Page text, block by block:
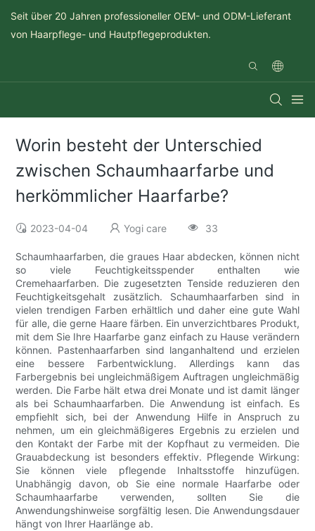
Seit über 20 Jahren professioneller OEM- und ODM-Lieferant
von Haarpflege- und Hautpflegeprodukten.
Worin besteht der Unterschied
zwischen Schaumhaarfarbe und
herkömmlicher Haarfarbe?
2023-04-04 Yogi care 33
Schaumhaarfarben, die graues Haar abdecken, können nicht
so viele Feuchtigkeitsspender enthalten wie
Cremehaarfarben. Die zugesetzten Tenside reduzieren den
Feuchtigkeitsgehalt zusätzlich. Schaumhaarfarben sind in
vielen trendigen Farben erhältlich und daher eine gute Wahl
für alle, die gerne Haare färben. Ein unverzichtbares Produkt,
mit dem Sie Ihre Haarfarbe ganz einfach zu Hause verändern
können. Pastenhaarfarben sind langanhaltend und erzielen
eine bessere Farbentwicklung. Allerdings kann das
Farbergebnis bei ungleichmäßigem Auftragen ungleichmäßig
werden. Die Farbe hält etwa drei Monate und ist damit länger
als bei Schaumhaarfarben. Die Anwendung ist einfach. Es
empfiehlt sich, bei der Anwendung Hilfe in Anspruch zu
nehmen, um ein gleichmäßigeres Ergebnis zu erzielen und
den Kontakt der Farbe mit der Kopfhaut zu vermeiden. Die
Grauabdeckung ist besonders effektiv. Pflegende Wirkung:
Sie können viele pflegende Inhaltsstoffe hinzufügen.
Unabhängig davon, ob Sie eine normale Haarfarbe oder
Schaumhaarfarbe verwenden, sollten Sie die
Anwendungshinweise sorgfältig lesen. Die Anwendungsdauer
hängt von Ihrer Haarlänge ab.